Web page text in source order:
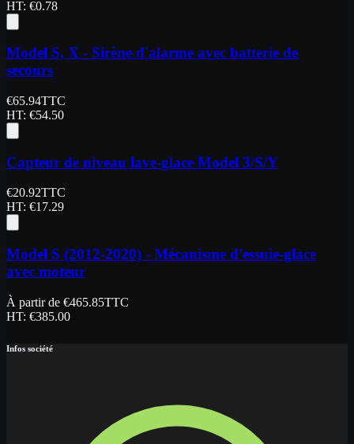
HT: €0.78
Model S, X - Sirène d'alarme avec batterie de
secours
€65.94TTC
HT: €54.50
Capteur de niveau lave-glace Model 3/S/Y
€20.92TTC
HT: €17.29
Model S (2012-2020) - Mécanisme d'essuie-glace
avec moteur
À partir de €465.85TTC
HT: €385.00
Infos société